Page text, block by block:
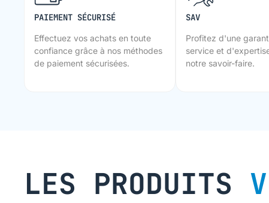
PAIEMENT SÉCURISÉ
Effectuez vos achats en toute
confiance grâce à nos méthodes
de paiement sécurisées.
SAV
Profitez d'une
service et
notre savoir-faire.
LES PRODUITS